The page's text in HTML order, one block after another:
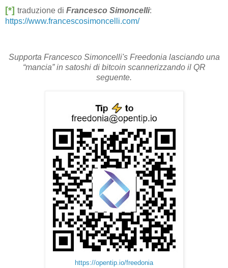
[*] traduzione di Francesco Simoncelli:
https://www.francescosimoncelli.com/
Supporta Francesco Simoncelli's Freedonia lasciando una
“mancia” in satoshi di bitcoin scannerizzando il QR
seguente.
https://opentip.io/freedonia